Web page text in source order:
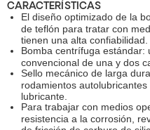
CARACTERÍSTICAS
El diseño optimizado de la
de teflón para tratar con
tienen una alta confiabilidad.
Bomba centrífuga estándar:
convencional de una y dos
Sello mecánico de larga
rodamientos
lubricante.
Para trabajar con medios
resistencia a la corrosión,